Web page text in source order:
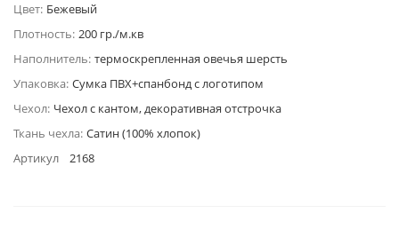
Цвет: Бежевый
Плотность: 200 гр./м.кв
Наполнитель: термоскрепленная овечья шерсть
Упаковка: Сумка ПВХ+спанбонд с логотипом
Чехол: Чехол с кантом, декоративная отстрочка
Ткань чехла: Сатин (100% хлопок)
Артикул
2168